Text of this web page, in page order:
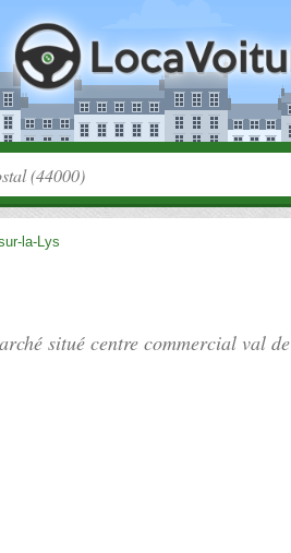
la-Lys
situé centre commercial val de